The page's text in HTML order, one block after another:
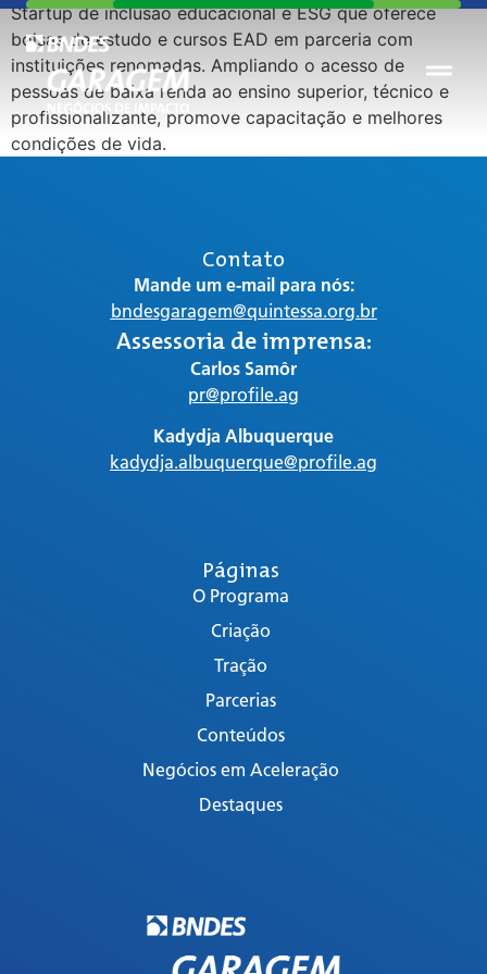
Startup de inclusão educacional e ESG que oferece
bolsas de estudo e cursos EAD em parceria com
instituições renomadas. Ampliando o acesso de
pessoas de baixa renda ao ensino superior, técnico e
profissionalizante, promove capacitação e melhores
condições de vida.
Páginas
O Programa
Criação
Tração
Parcerias
Conteúdos
Negócios em Aceleração
Destaques
Contato
Mande um e-mail para nós:
bndesgaragem@quintessa.org.br
Assessoria de imprensa:
Carlos Samôr
pr@profile.ag
Kadydja Albuquerque
kadydja.albuquerque@profile.ag